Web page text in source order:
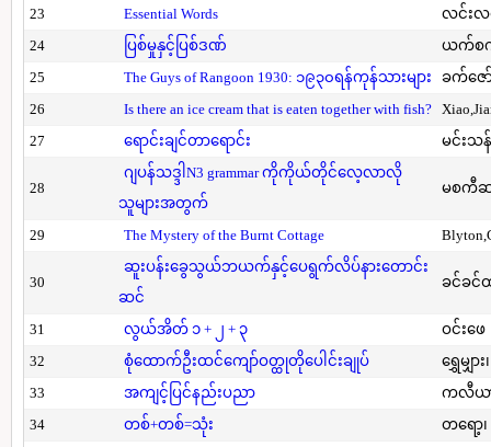
23
Essential Words
လင်းလ
24
ပြစ်မှုနှင့်ပြစ်ဒဏ်
ယက်စကီ
25
The Guys of Rangoon 1930: ၁၉၃၀ရန်ကုန်သားများ
ခက်ဇေ
26
Is there an ice cream that is eaten together with fish?
27
ရောင်းချင်တာရောင်း မင်းသ
28
ဂျပန်သဒ္ဒါN3 grammar ကိုကိုယ်တိုင်လေ့လာလို
သူများအတွက်
မစကီ
29 The Mystery of the Burnt Cottage
30
ဆူးပန်းခွေသွယ်ဘယက်နှင့်ပေရွက်လိပ်နားတောင်း
ဆင်
ခင်ခင်
31 လွယ်အိတ် ၁ + ၂ + ၃
ဝင်းဖေ
32
စုံထောက်ဦးထင်ကျော်ဝတ္ထုတိုပေါင်းချုပ်
ရွှေမျှား
33
အကျင့်ပြင်နည်းပညာ
ကလီယာ
34
တစ်+တစ်=သုံး
တရော့၊